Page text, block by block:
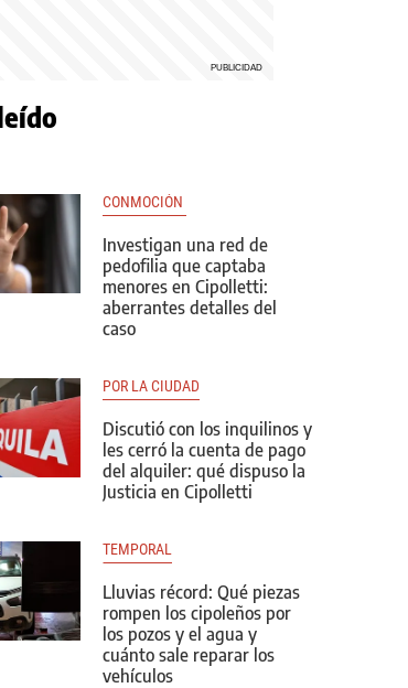
CONMOCIÓN
Investigan una red de
pedofilia que captaba
menores en Cipolletti:
aberrantes detalles del
caso
POR LA CIUDAD
Discutió con los inquilinos y
les cerró la cuenta de pago
del alquiler: qué dispuso la
Justicia en Cipolletti
TEMPORAL
Lluvias récord: Qué piezas
rompen los cipoleños por
los pozos y el agua y
cuánto sale reparar los
vehículos